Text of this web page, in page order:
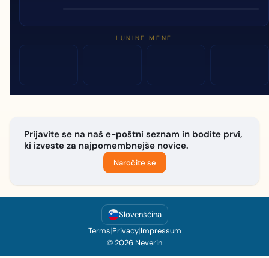
LUNINE MENE
Prijavite se na naš e-poštni seznam in bodite prvi,
ki izveste za najpomembnejše novice.
Naročite se
Slovenščina
Terms|Privacy|Impressum
© 2026 Neverin